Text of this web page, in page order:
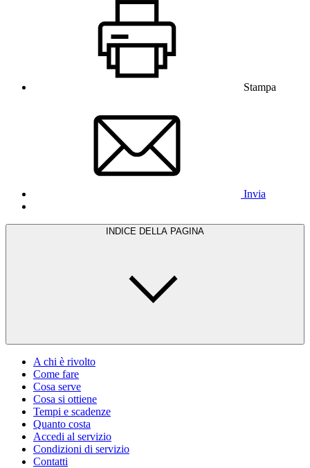
Stampa
Invia
INDICE DELLA PAGINA
A chi è rivolto
Come fare
Cosa serve
Cosa si ottiene
Tempi e scadenze
Quanto costa
Accedi al servizio
Condizioni di servizio
Contatti